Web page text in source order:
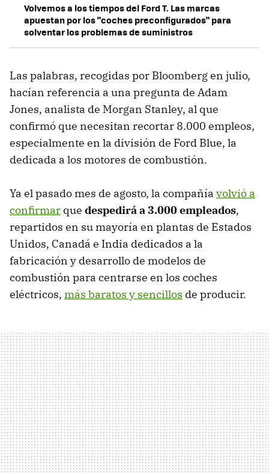
Volvemos a los tiempos del Ford T. Las marcas
apuestan por los "coches preconfigurados" para
solventar los problemas de suministros
Las palabras, recogidas por Bloomberg en julio,
hacían referencia a una pregunta de Adam
Jones, analista de Morgan Stanley, al que
confirmó que necesitan recortar 8.000 empleos,
especialmente en la división de Ford Blue, la
dedicada a los motores de combustión.
Ya el pasado mes de agosto, la compañía volvió a
confirmar que despedirá a 3.000 empleados,
repartidos en su mayoría en plantas de Estados
Unidos, Canadá e India dedicados a la
fabricación y desarrollo de modelos de
combustión para centrarse en los coches
eléctricos, más baratos y sencillos de producir.